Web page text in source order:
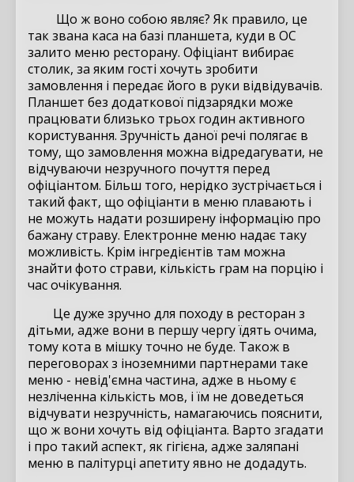
Що ж воно собою являє? Як правило, це
так звана каса на базі планшета, куди в ОС
залито меню ресторану. Офіціант вибирає
столик, за яким гості хочуть зробити
замовлення і передає його в руки відвідувачів.
Планшет без додаткової підзарядки може
працювати близько трьох годин активного
користування. Зручність даної речі полягає в
тому, що замовлення можна відредагувати, не
відчуваючи незручного почуття перед
офіціантом. Більш того, нерідко зустрічається і
такий факт, що офіціанти в меню плавають і
не можуть надати розширену інформацію про
бажану страву. Електронне меню надає таку
можливість. Крім інгредієнтів там можна
знайти фото страви, кількість грам на порцію і
час очікування.
Це дуже зручно для походу в ресторан з
дітьми, адже вони в першу чергу їдять очима,
тому кота в мішку точно не буде. Також в
переговорах з іноземними партнерами таке
меню - невід'ємна частина, адже в ньому є
незліченна кількість мов, і їм не доведеться
відчувати незручність, намагаючись пояснити,
що ж вони хочуть від офіціанта. Варто згадати
і про такий аспект, як гігієна, адже заляпані
меню в палітурці апетиту явно не додадуть.